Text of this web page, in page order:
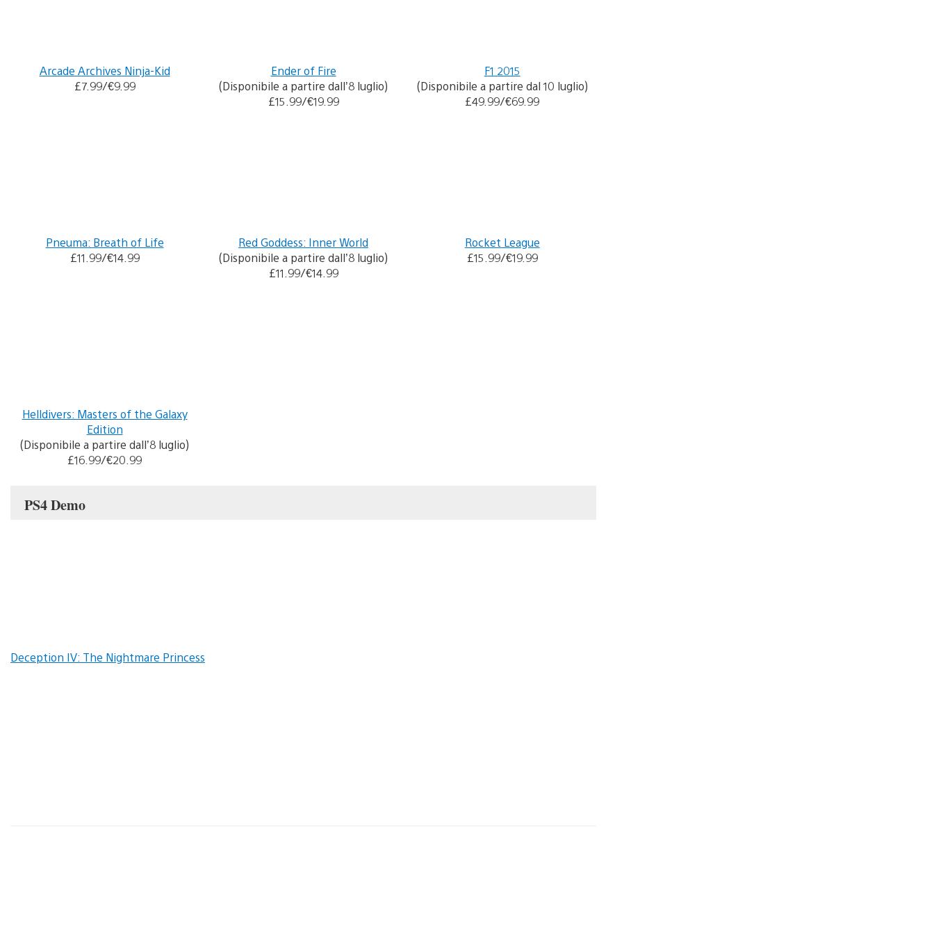
Arcade Archives Ninja-Kid
£7.99/€9.99
Ender of Fire
(Disponibile a partire dall’8 luglio)
£15.99/€19.99
F1 2015
(Disponibile a partire dal 10 luglio)
£49.99/€69.99
Pneuma: Breath of Life
£11.99/€14.99
Red Goddess: Inner World
(Disponibile a partire dall’8 luglio)
£11.99/€14.99
Rocket League
£15.99/€19.99
Helldivers: Masters of the Galaxy
Edition
(Disponibile a partire dall’8 luglio)
£16.99/€20.99
PS4 Demo
Deception IV: The Nightmare Princess